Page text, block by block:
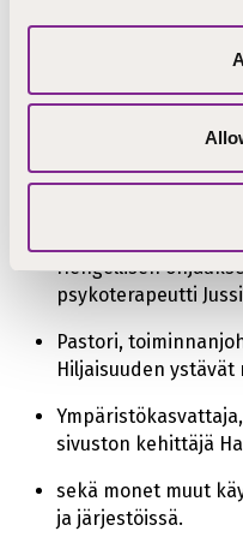
Kouluttajat
Luontoavusteisen
Tuomo Salovuori,
Ekoteologi ja
kohtuusliikeaktiivi
Hengellisen
psykoterapeutti
Pastori,
Hiljaisuuden ystävät
sivuston kehittäjä
sekä monet muut
ja järjestöissä.